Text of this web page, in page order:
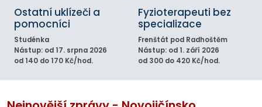
Ostatní uklízeči a
pomocníci
Studénka
Nástup: od 17. srpna 2026
od 140 do 170 Kč/hod.
Fyzioterapeuti bez
specializace
Frenštát pod Radhoštěm
Nástup: od 1. září 2026
od 300 do 420 Kč/hod.